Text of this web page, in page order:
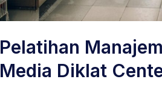
Pelatihan
Media Diklat